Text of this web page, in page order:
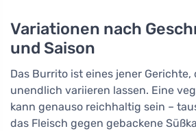
Variationen nach
und Saison
Das Burrito ist eines jener Gerichte,
unendlich variieren lassen. Eine
kann genauso reichhaltig sein –
das Fleisch gegen gebackene